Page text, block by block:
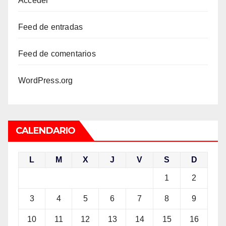
Feed de entradas
Feed de comentarios
WordPress.org
CALENDARIO
L M X J V S D
1 2
3 4 5 6 7 8 9
10 11 12 13 14 15 16